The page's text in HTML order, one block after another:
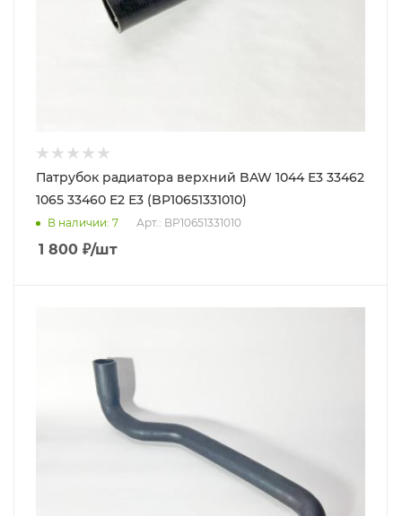
Патрубок радиатора верхний BAW 1044 Е3 33462
1065 33460 Е2 Е3 (BP10651331010)
В наличии: 7 Арт.: BP10651331010
1 800 ₽/шт